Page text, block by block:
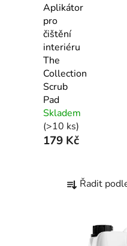
Aplikátor
pro
čištění
interiéru
The
Collection
Scrub
Pad
Skladem
(>10 ks)
179 Kč
a Řadit